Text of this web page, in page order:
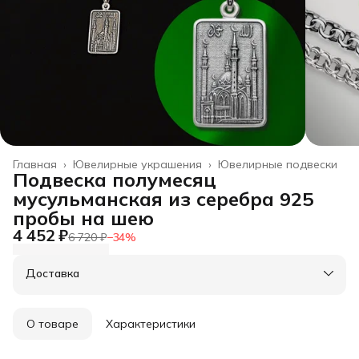
Ювелирные подвески
Ювелирные украшения ›
Главная ›
Подвеска полумесяц
мусульманская из серебра 925
пробы на шею
4 452 ₽6 720 ₽−34%
Доставка
О товаре Характеристики